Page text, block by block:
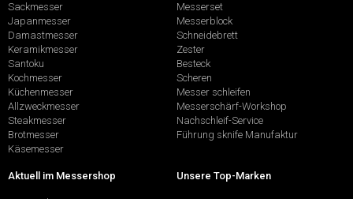
Sackmesser
Japanmesser
Damastmesser
Keramikmesser
Santoku
Kochmesser
Küchenmesser
Allzweckmesser
Steakmesser
Brotmesser
Käsemesser
Messerset
Messerblock
Schneidebrett
Zester
Besteck
Scheren
Messer schleifen
Messerschärf-Workshop
Nachschleif-Service
Führung sknife Manufaktur
Aktuell im Messershop Unsere Top-Marken